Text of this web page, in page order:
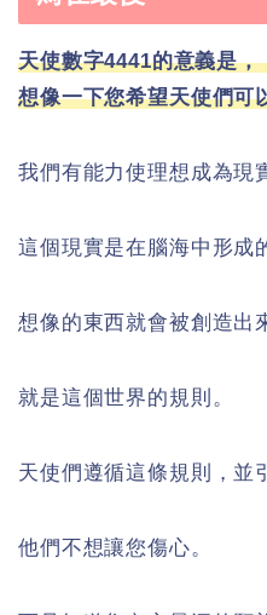
天使數字4441的意義是
想像一下您希望天使們可
我們有能力使理想成為現
這個現實是在腦海中形成
想像的東西就會被創造出
就是這個世界的規則。
天使們遵循這條規則，並
他們不想讓您傷心。